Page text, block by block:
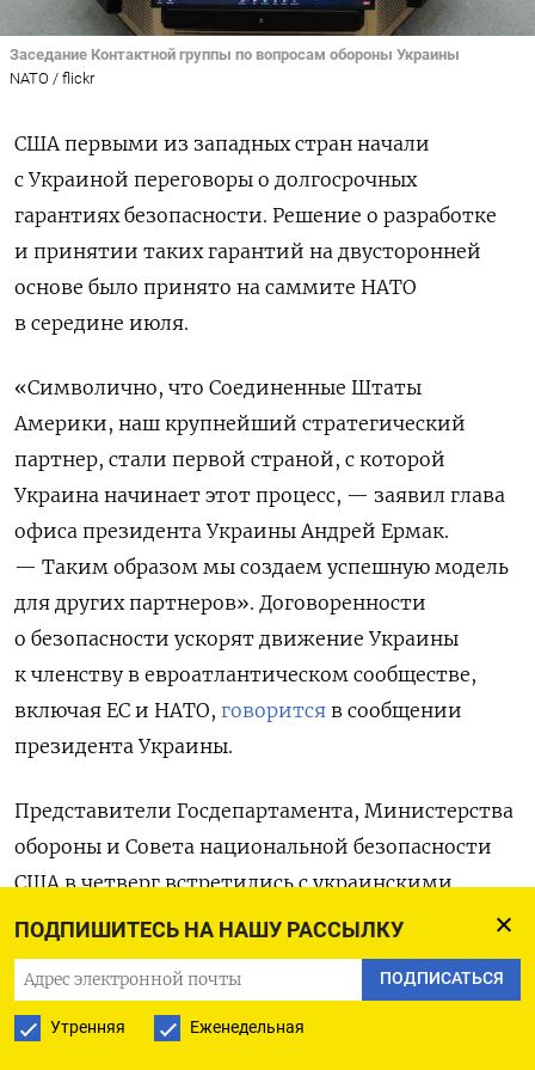
ПОДПИШИТЕСЬ НА НАШУ РАССЫЛКУ
ПОДПИСАТЬСЯ
Утренняя Еженедельная
Заседание Контактной группы по вопросам обороны Украины
NATO / flickr
США первыми из западных стран начали
с Украиной переговоры о долгосрочных
гарантиях безопасности. Решение о разработке
и принятии таких гарантий на двусторонней
основе было принято на саммите НАТО
в середине июля.
«Символично, что Соединенные Штаты
Америки, наш крупнейший стратегический
партнер, стали первой страной, с которой
Украина начинает этот процесс, — заявил глава
офиса президента Украины Андрей Ермак.
— Таким образом мы создаем успешную модель
для других партнеров». Договоренности
о безопасности ускорят движение Украины
к членству в евроатлантическом сообществе,
включая ЕС и НАТО, говорится в сообщении
президента Украины.
Представители Госдепартамента, Министерства
обороны и Совета национальной безопасности
США в четверг встретились с украинскими
коллегами,сообщил Госдеп. Договоренности
между двумя странами должны позволить Киеву
сформировать силы, «необходимые для защиты
Украины сейчас и предотвращения российской